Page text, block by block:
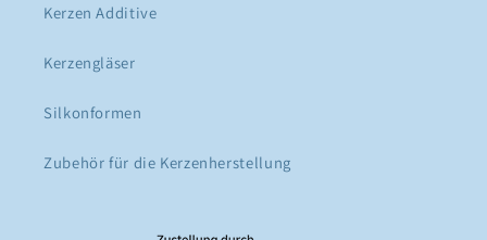
Kerzen Additive
Kerzengläser
Silkonformen
Zubehör für die Kerzenherstellung